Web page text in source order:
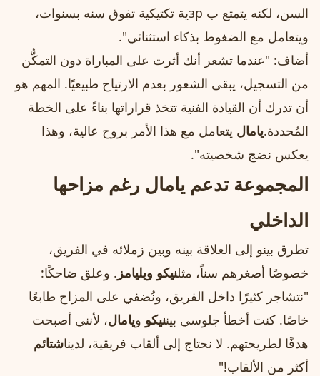
السن، لكنه يتمتع ب зрية تكتيكية تفوق سنه بسنوات،
ويتعامل مع الضغوط بذكاء استثنائي".
أضاف: "عندما تشعر أنك أثرت على المباراة دون التمكُّن
من التسجيل، يبقى الشعور بعدم الارتياح طبيعيًا. المهم هو
أن تدرك أن القيادة الفنية تتخذ قراراتها بناءً على الخطة
المُحددة.يامال يتعامل مع هذا الأمر بروح عالية، وهذا
يعكس نضج شخصيته".
المجموعة تدعم يامال رغم مزاحها
الداخلي
تطرق بينو إلى العلاقة بينه وبين زملائه في الفريق،
خصوصًا أصغرهم سناً، مثلنيكو ويليامز . وعلق ضاحكًا:
"نتشاجر كثيرًا داخل الفريق، ونُضفي على المزاح طابعًا
خاصًا. كنت أخطأ جلوسي بيننيكو ويامال، لأنني أصبحت
هدفًا لطريحتهم. لا نحتاج إلى ألقاب فريقية، لديناشتائم
أكثر من الألقاب!"